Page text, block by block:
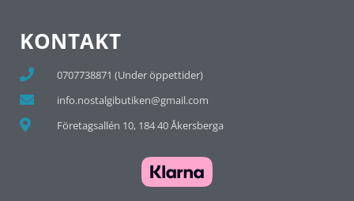
KONTAKT
0707738871 (Under öppettider)
info.nostalgibutiken@gmail.com
Företagsallén 10, 184 40 Åkersberga